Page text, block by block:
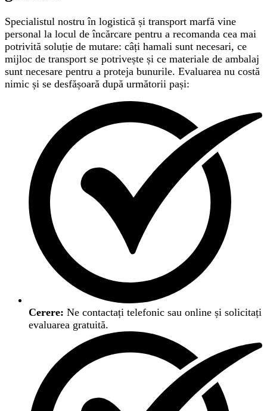
Specialistul nostru în logistică și transport marfă vine
personal la locul de încărcare pentru a recomanda cea mai
potrivită soluție de mutare: câți hamali sunt necesari, ce
mijloc de transport se potrivește și ce materiale de ambalaj
sunt necesare pentru a proteja bunurile. Evaluarea nu costă
nimic și se desfășoară după următorii pași:
Cerere: Ne contactați telefonic sau online și solicitați
evaluarea gratuită.